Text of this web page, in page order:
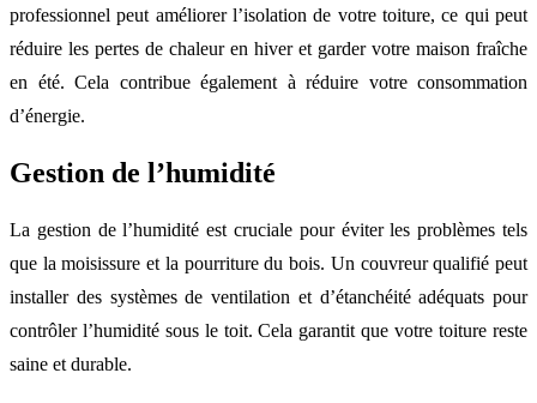
professionnel peut améliorer l’isolation de votre toiture, ce qui peut
réduire les pertes de chaleur en hiver et garder votre maison fraîche
en été. Cela contribue également à réduire votre consommation
d’énergie.
Gestion de l’humidité
La gestion de l’humidité est cruciale pour éviter les problèmes tels
que la moisissure et la pourriture du bois. Un couvreur qualifié peut
installer des systèmes de ventilation et d’étanchéité adéquats pour
contrôler l’humidité sous le toit. Cela garantit que votre toiture reste
saine et durable.